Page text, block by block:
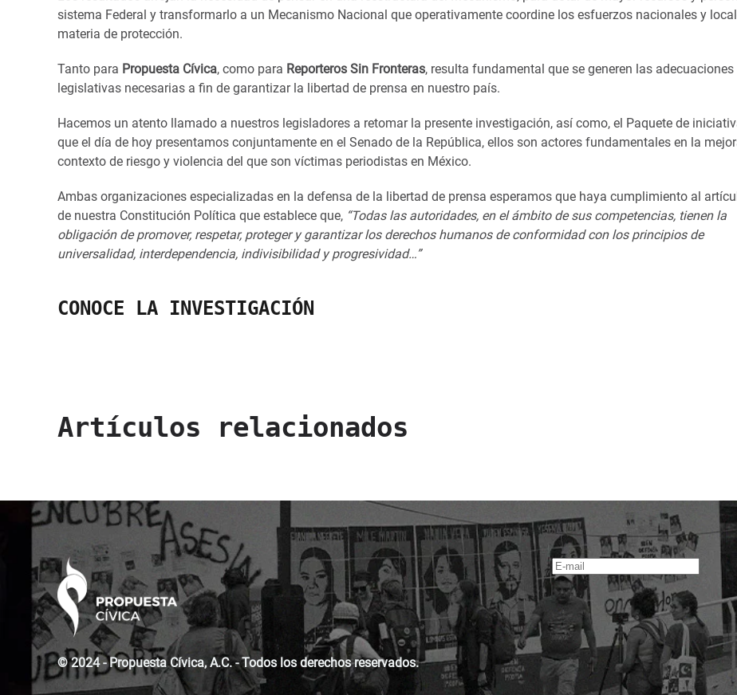
sistema Federal y transformarlo a un Mecanismo Nacional que operativamente coordine los esfuerzos nacionales y
materia de protección.
Tanto para Propuesta Cívica, como para Reporteros Sin Fronteras, resulta fundamental que se generen las adecuaciones
legislativas necesarias a fin de garantizar la libertad de prensa en nuestro país.
Hacemos un atento llamado a nuestros legisladores a retomar la presente investigación, así como, el Paquete de
que el día de hoy presentamos conjuntamente en el Senado de la República, ellos son actores fundamentales en la
contexto de riesgo y violencia del que son víctimas periodistas en México.
Ambas organizaciones especializadas en la defensa de la libertad de prensa esperamos que haya cumplimiento al
de nuestra Constitución Política que establece que, “Todas las autoridades, en el ámbito de sus competencias, tienen la
obligación de promover, respetar, proteger y garantizar los derechos humanos de conformidad con los principios de
universalidad, interdependencia, indivisibilidad y progresividad…”
CONOCE LA INVESTIGACIÓN
Artículos relacionados
© 2024 - Propuesta Cívica, A.C. - Todos los derechos reservados.